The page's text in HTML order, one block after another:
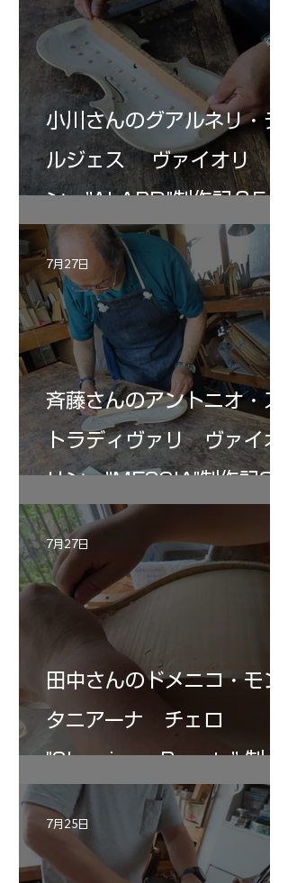
小川さんのグアルネリ・デ
ルジェス ヴァイオリ
ン ”ALARD"制作記３5
斉藤さんのアントニオ・ス
トラディヴァリ ヴァイオ
リン ”MESSIA"制作記33
7月27日
田中さんのドメニコ・モン
タニアーナ チェロ
"Sleeping・Beauty” 制作
記 30
7月27日
7月25日